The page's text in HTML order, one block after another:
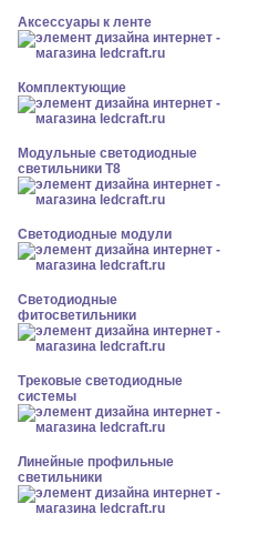
Аксессуары к ленте
Комплектующие
Модульные светодиодные
светильники Т8
Светодиодные модули
Светодиодные
фитосветильники
Трековые светодиодные
системы
Линейные профильные
светильники